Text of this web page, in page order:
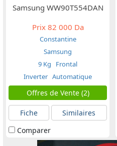
Samsung WW90T554DAN
Prix82 000 Da
Constantine
Samsung
9 Kg
Frontal
Inverter Automatique
Offres de Vente (2)
Fiche
Similaires
Comparer